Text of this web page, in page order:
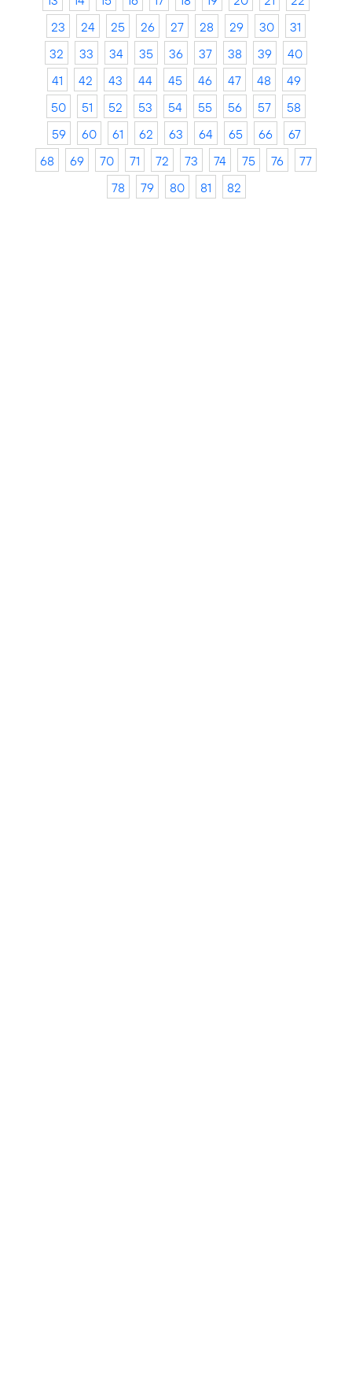
23
24 25 26 27 28 29 30
31
32
33 34 35 36 37 38 39
40
41
42 43 44 45 46 47 48
49
50
51 52 53 54 55 56 57
58
59
60 61 62 63 64 65 66
67
68
69 70 71 72 73 74 75 76
77
78
79 80 81 82